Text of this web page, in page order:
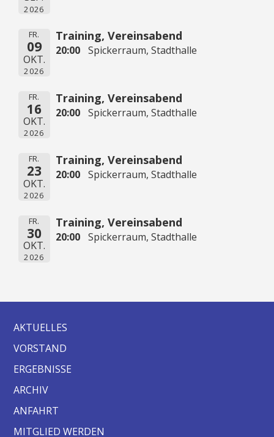
2026
FR.
09
OKT.
2026
Training, Vereinsabend
20:00 Spickerraum, Stadthalle
FR.
16
OKT.
2026
Training, Vereinsabend
20:00 Spickerraum, Stadthalle
FR.
23
OKT.
2026
Training, Vereinsabend
20:00 Spickerraum, Stadthalle
FR.
30
OKT.
2026
Training, Vereinsabend
20:00 Spickerraum, Stadthalle
AKTUELLES
VORSTAND
ERGEBNISSE
ARCHIV
ANFAHRT
MITGLIED WERDEN